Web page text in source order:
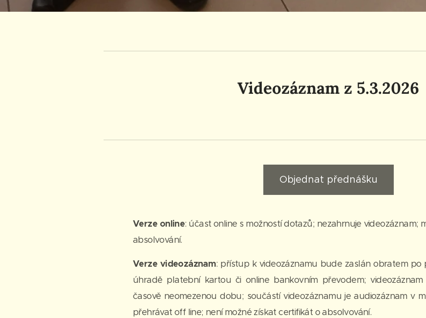
Videozáznam z 5.3.2026
Objednat přednášku
Verze online: účast online s možností dotazů; nezahrnuje videozáznam;
absolvování.
Verze videozáznam: přístup k videozáznamu bude zaslán obratem po
úhradě platební kartou či online bankovním převodem;
časově neomezenou dobu; součástí videozáznamu je audiozáznam v
přehrávat off line; není možné získat certifikát o absolvování.